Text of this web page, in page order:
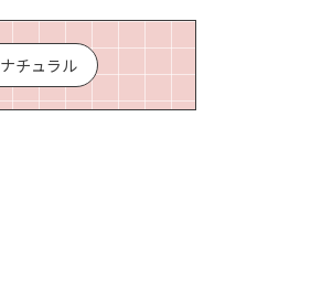
ナチュラル